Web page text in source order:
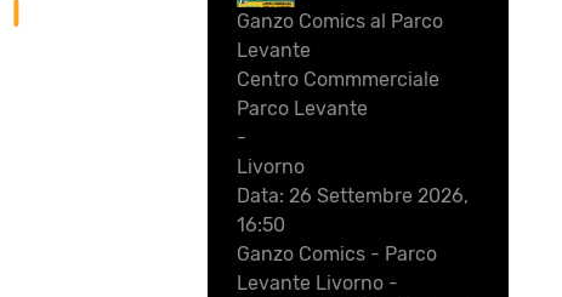
I
Ganzo Comics al Parco
Levante
Centro Commmerciale
Parco Levante
-
Livorno
Data: 26 Settembre 2026,
16:50
Ganzo Comics - Parco
Levante Livorno -